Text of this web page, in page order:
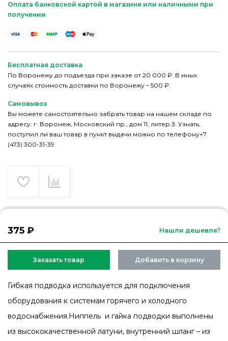
Оплата банковской картой в магазине или наличными при
получении
Бесплатная доставка
По Воронежу до подъезда при заказе от 20 000 ₽. В иных
случаях стоимость доставки по Воронежу – 500 ₽.
Самовывоз
Вы можете самостоятельно забрать товар на нашем складе по
адресу: г. Воронеж, Московский пр., дом 11, литер З. Узнать,
поступил ли ваш товар в пункт выдачи можно по телефону+7
(473) 300-31-39
375 ₽ Нашли дешевле?
Заказать товар Добавить в корзину
Гибкая подводка используется для подключения
оборудования к системам горячего и холодного
водоснабжения.Ниппель и гайка подводки выполнены
из высококачественной латуни, внутренний шланг – из